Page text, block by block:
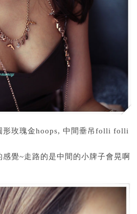
形玫瑰金hoops, 中間垂吊folli folli
覺~走路的是中間的小牌子會晃啊